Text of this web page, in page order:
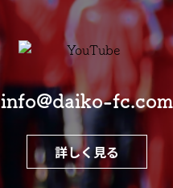
info@daiko-fc.com
詳しく見る